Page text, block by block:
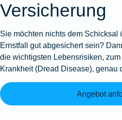
Versicherung
Sie möchten nichts dem
Ernstfall gut abgesichert sein?
die wichtigsten Lebensrisiken,
Krankheit (Dread Disease), genau
Angebot